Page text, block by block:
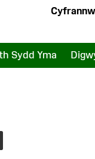
Sydd Yma